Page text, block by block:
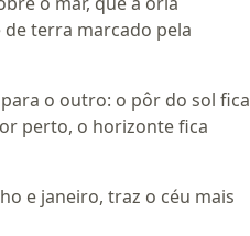
terra marcado pela
o outro: o pôr do sol fica
perto, o horizonte fica
e janeiro, traz o céu mais